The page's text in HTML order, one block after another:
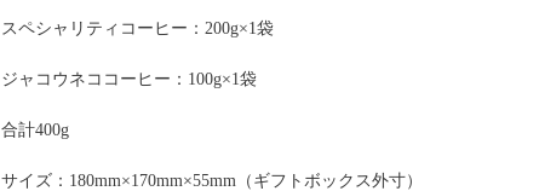
スペシャリティコーヒー：200g×1袋
ジャコウネココーヒー：100g×1袋
合計400g
サイズ：180mm×170mm×55mm（ギフトボックス外寸）